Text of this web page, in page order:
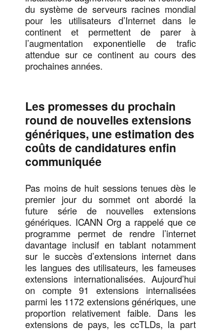
du système de serveurs racines mondial
pour les utilisateurs d’Internet dans le
continent et permettent de parer à
l’augmentation exponentielle de trafic
attendue sur ce continent au cours des
prochaines années.
Les promesses du prochain
round de nouvelles extensions
génériques, une estimation des
coûts de candidatures enfin
communiquée
Pas moins de huit sessions tenues dès le
premier jour du sommet ont abordé la
future série de nouvelles extensions
génériques. ICANN Org a rappelé que ce
programme permet de rendre l’internet
davantage inclusif en tablant notamment
sur le succès d’extensions internet dans
les langues des utilisateurs, les fameuses
extensions internationalisées. Aujourd’hui
on compte 91 extensions internalisées
parmi les 1172 extensions génériques, une
proportion relativement faible. Dans les
extensions de pays, les ccTLDs, la part